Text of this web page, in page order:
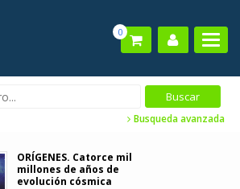
0
Busqueda avanzada
ORÍGENES. Catorce mil
millones de años de
evolución cósmica